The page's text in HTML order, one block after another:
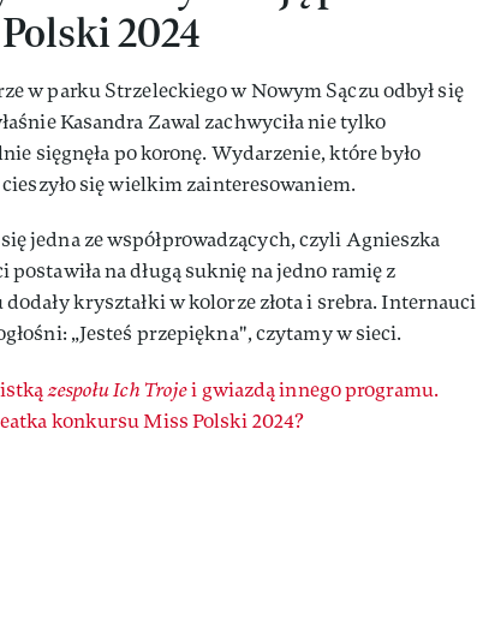
2024
w parku Strzeleckiego w Nowym Sączu odbył się
Kasandra Zawal zachwyciła nie tylko
sięgnęła po koronę. Wydarzenie, które było
cieszyło się wielkim zainteresowaniem.
jedna ze współprowadzących, czyli Agnieszka
na długą suknię na jedno ramię z
kryształki w kolorze złota i srebra. Internauci
„Jesteś przepiękna", czytamy w sieci.
zespołu Ich Trojei gwiazdą innego programu.
konkursu Miss Polski 2024?